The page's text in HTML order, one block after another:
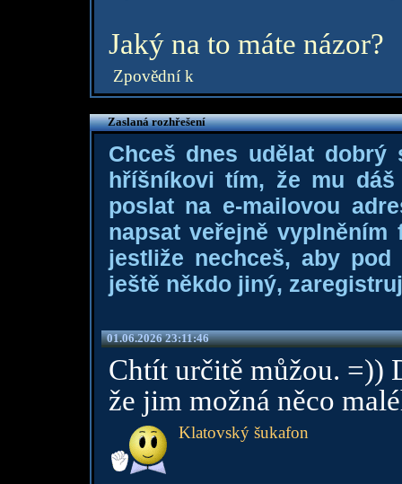
Jaký na to máte názor?
Zpovědní k
Zaslaná rozhřešení
Chceš dnes udělat dobrý
hříšníkovi tím, že mu
poslat na e-mailovou
napsat veřejně
jestliže nechceš, aby
ještě někdo jiný,
01.06.2026 23:11:46
Chtít určitě můžou. =))
že jim možná něco
Klatovský šukafon